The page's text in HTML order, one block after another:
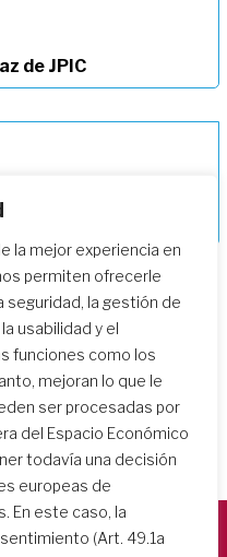
la mejor experiencia en
permiten ofrecerle
la gestión de
usabilidad y el
funciones como los
mejoran lo que le
ser procesadas por
del Espacio Económico
todavía una decisión
europeas de
En este caso, la
(Art. 49.1a
de JPIC
de